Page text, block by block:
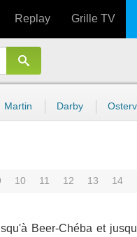
Replay Grille TV
Martin Darby
10 11 12 13 14
Beer-Chéba et